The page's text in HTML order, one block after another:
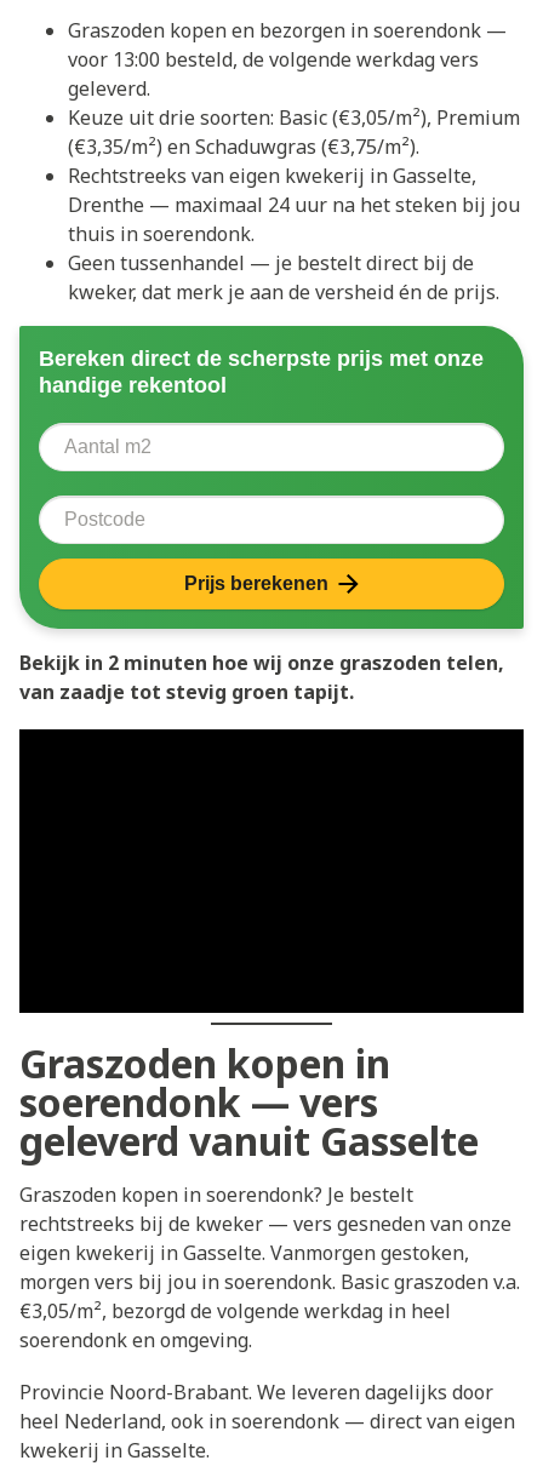
Graszoden kopen en bezorgen in soerendonk —
voor 13:00 besteld, de volgende werkdag vers
geleverd.
Keuze uit drie soorten: Basic (€3,05/m²), Premium
(€3,35/m²) en Schaduwgras (€3,75/m²).
Rechtstreeks van eigen kwekerij in Gasselte,
Drenthe — maximaal 24 uur na het steken bij jou
thuis in soerendonk.
Geen tussenhandel — je bestelt direct bij de
kweker, dat merk je aan de versheid én de prijs.
Bereken direct de scherpste prijs met onze
handige rekentool
Aantal vierkante meter
Postcode
Prijs berekenen
Bekijk in 2 minuten hoe wij onze graszoden telen,
van zaadje tot stevig groen tapijt.
Graszoden kopen in
soerendonk — vers
geleverd vanuit Gasselte
Graszoden kopen in soerendonk? Je bestelt
rechtstreeks bij de kweker — vers gesneden van onze
eigen kwekerij in Gasselte. Vanmorgen gestoken,
morgen vers bij jou in soerendonk. Basic graszoden v.a.
€3,05/m², bezorgd de volgende werkdag in heel
soerendonk en omgeving.
Provincie Noord-Brabant. We leveren dagelijks door
heel Nederland, ook in soerendonk — direct van eigen
kwekerij in Gasselte.